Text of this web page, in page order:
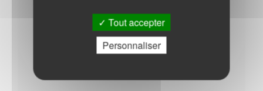
Mardi : - 09h00 à 12h00
Tout accepter
Personnaliser